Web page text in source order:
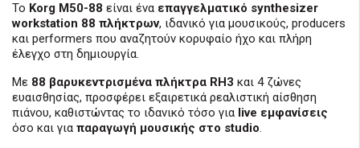
Το Korg M50-88 είναι ένα επαγγελματικό synthesizer
workstation 88 πλήκτρων, ιδανικό για μουσικούς, producers
και performers που αναζητούν κορυφαίο ήχο και πλήρη
έλεγχο στη δημιουργία.
Με 88 βαρυκεντρισμένα πλήκτρα RH3 και 4 ζώνες
ευαισθησίας, προσφέρει εξαιρετικά ρεαλιστική αίσθηση
πιάνου, καθιστώντας το ιδανικό τόσο για live εμφανίσεις
όσο και για παραγωγή μουσικής στο studio.